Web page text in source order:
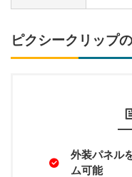
ピクシークリップ
外装パネル
ム可能